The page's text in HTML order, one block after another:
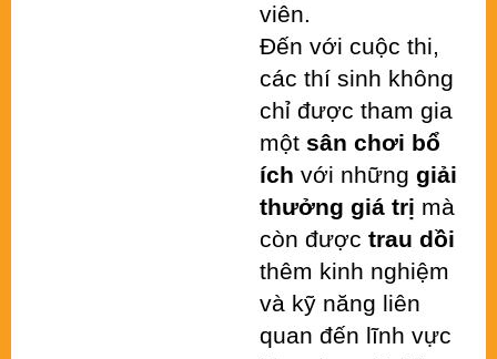
viên.
Đến với cuộc thi,
các thí sinh không
chỉ được tham gia
một sân chơi bổ
ích với những giải
thưởng giá trị mà
còn được trau dồi
thêm kinh nghiệm
và kỹ năng liên
quan đến lĩnh vực